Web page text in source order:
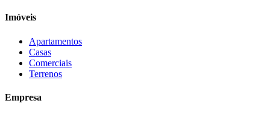
Imóveis
Apartamentos
Casas
Comerciais
Terrenos
Empresa